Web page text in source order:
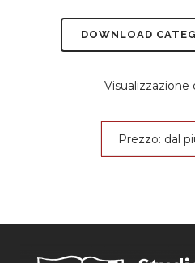
DOWNLOAD
Visualizzazione
Prezzo: dal